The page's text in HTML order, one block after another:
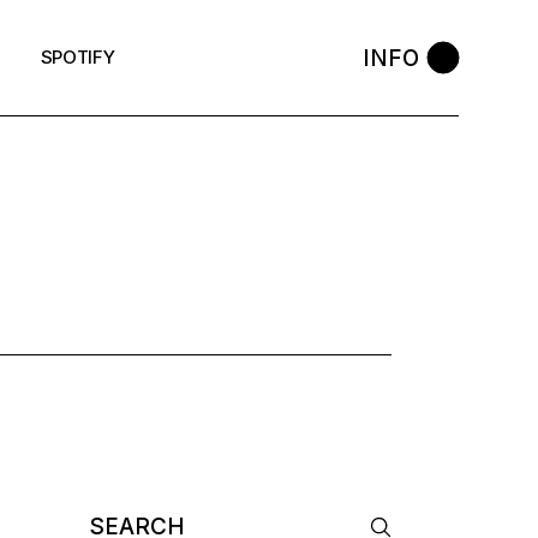
SPOTIFY INFO
Search